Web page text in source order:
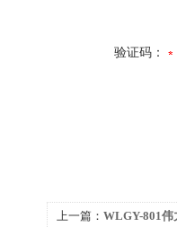
验证码：
上一篇： WLGY-801伟